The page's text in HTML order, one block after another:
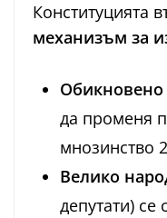
Конституцията
механизъм за
да променя
мнозинство
Велико
депутати) се